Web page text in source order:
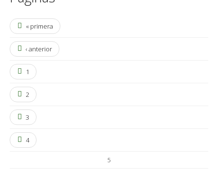
« primera
‹ anterior
1
2
3
4
5